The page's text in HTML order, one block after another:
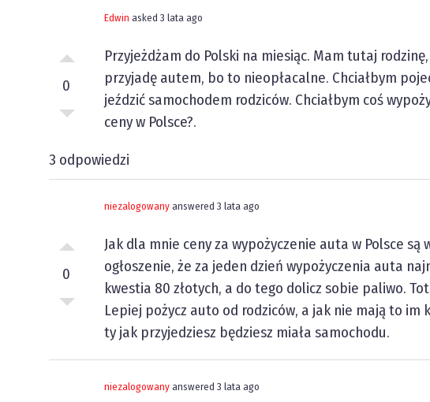
0
Edwin asked 3 lata ago
Przyjeżdżam do Polski na miesiąc. Mam tutaj
przyjadę autem, bo to nieopłacalne. Chciałbym
jeździć samochodem rodziców. Chciałbym coś
ceny w Polsce?.
3 odpowiedzi
0
niezalogowany answered 3 lata ago
Jak dla mnie ceny za wypożyczenie auta w Polsce są
ogłoszenie, że za jeden dzień wypożyczenia auta
kwestia 80 złotych, a do tego dolicz sobie paliwo.
Lepiej pożycz auto od rodziców, a jak nie mają to im
ty jak przyjedziesz będziesz miała samochodu.
niezalogowany answered 3 lata ago